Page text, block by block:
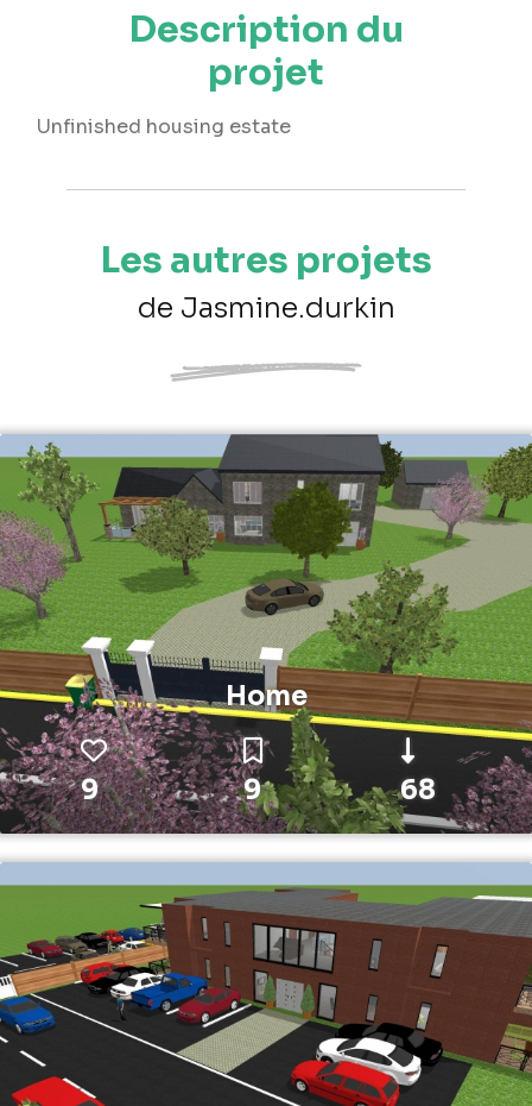
Description du
projet
Unfinished housing estate
Les autres projets
de Jasmine.durkin
Home
9 9 68